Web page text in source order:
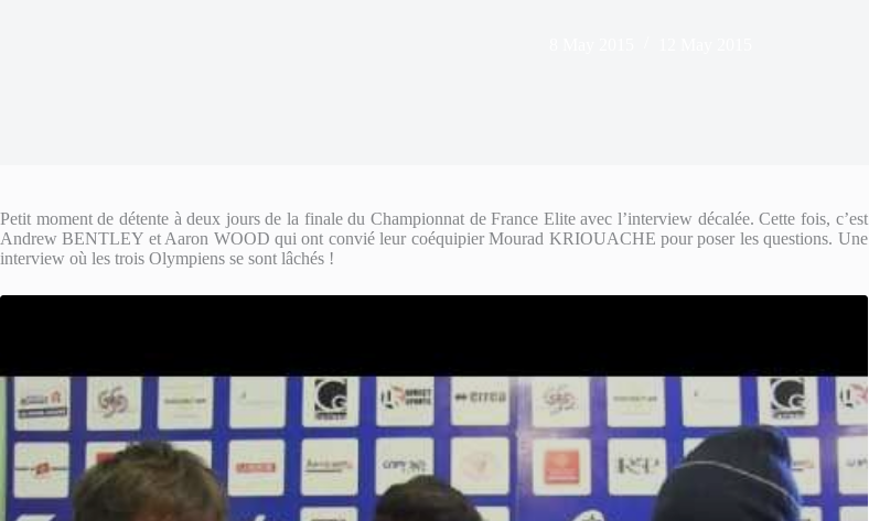
Petit moment de détente à deux jours de la finale du Championnat de France Elite avec l’interview décalée. Cette fois, c’est
Andrew BENTLEY et Aaron WOOD qui ont convié leur coéquipier Mourad KRIOUACHE pour poser les questions. Une
interview où les trois Olympiens se sont lâchés !